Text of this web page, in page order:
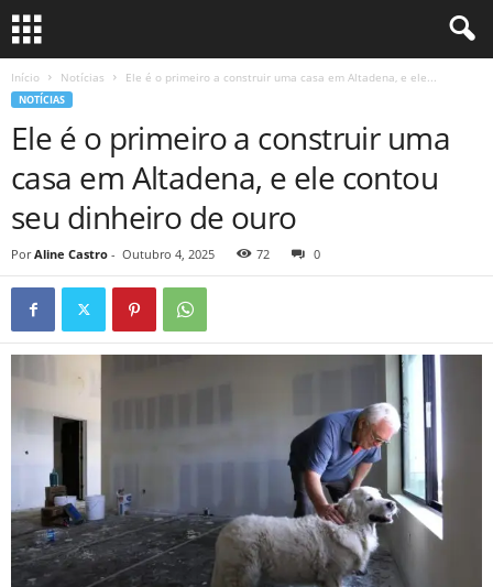
Início Notícias Ele é o primeiro a construir uma casa em Altadena, e ele...
NOTÍCIAS
Ele é o primeiro a construir uma
casa em Altadena, e ele contou
seu dinheiro de ouro
Por Aline Castro - Outubro 4, 2025 72 0